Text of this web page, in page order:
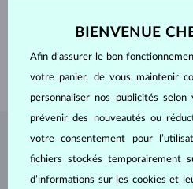
POIDS0.450 ct
LONGEUR 420.00 mm
3.25 g
BIJOUX DE
BIENVENUE
Afin d’assurer le bon
votre panier, de vous maintenir
personnaliser nos publicités
prévenir des nouveautés ou
votre consentement pour
fichiers stockés temporairement
d’informations sur les cookies et